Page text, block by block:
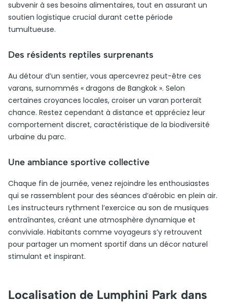
subvenir à ses besoins alimentaires, tout en assurant un
soutien logistique crucial durant cette période
tumultueuse.
Des résidents reptiles surprenants
Au détour d’un sentier, vous apercevrez peut-être ces
varans, surnommés « dragons de Bangkok ». Selon
certaines croyances locales, croiser un varan porterait
chance. Restez cependant à distance et appréciez leur
comportement discret, caractéristique de la biodiversité
urbaine du parc.
Une ambiance sportive collective
Chaque fin de journée, venez rejoindre les enthousiastes
qui se rassemblent pour des séances d’aérobic en plein air.
Les instructeurs rythment l’exercice au son de musiques
entraînantes, créant une atmosphère dynamique et
conviviale. Habitants comme voyageurs s’y retrouvent
pour partager un moment sportif dans un décor naturel
stimulant et inspirant.
Localisation de Lumphini Park dans